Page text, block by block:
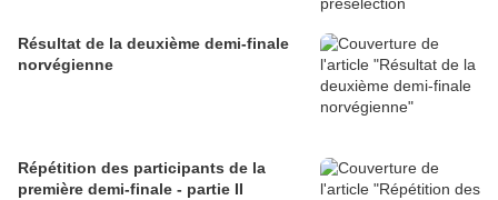
Résultat de la deuxième demi-finale
norvégienne
Répétition des participants de la
première demi-finale - partie II